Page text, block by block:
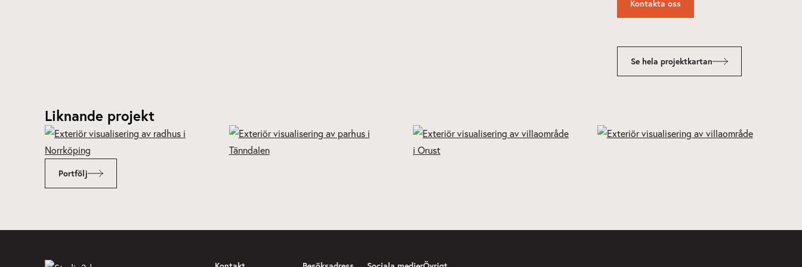
Kontakta oss
Se hela projektkartan
Liknande projekt
Portfölj